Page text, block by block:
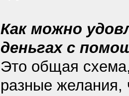
Как можно
деньгах с
Это общая
разные желания,